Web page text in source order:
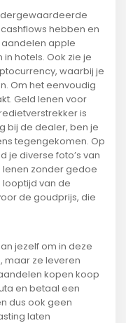
hebben en
apple
hotels. Ook zie je
waarbij je
Om het eenvoudig
Geld lenen voor
is
bij de dealer, ben je
tegengekomen. Op
je diverse foto’s van
lenen zonder gedoe
van de
de goudprijs, die
jezelf om in deze
maar ze leveren
kopen koop
en betaal een
dus ook geen
laten